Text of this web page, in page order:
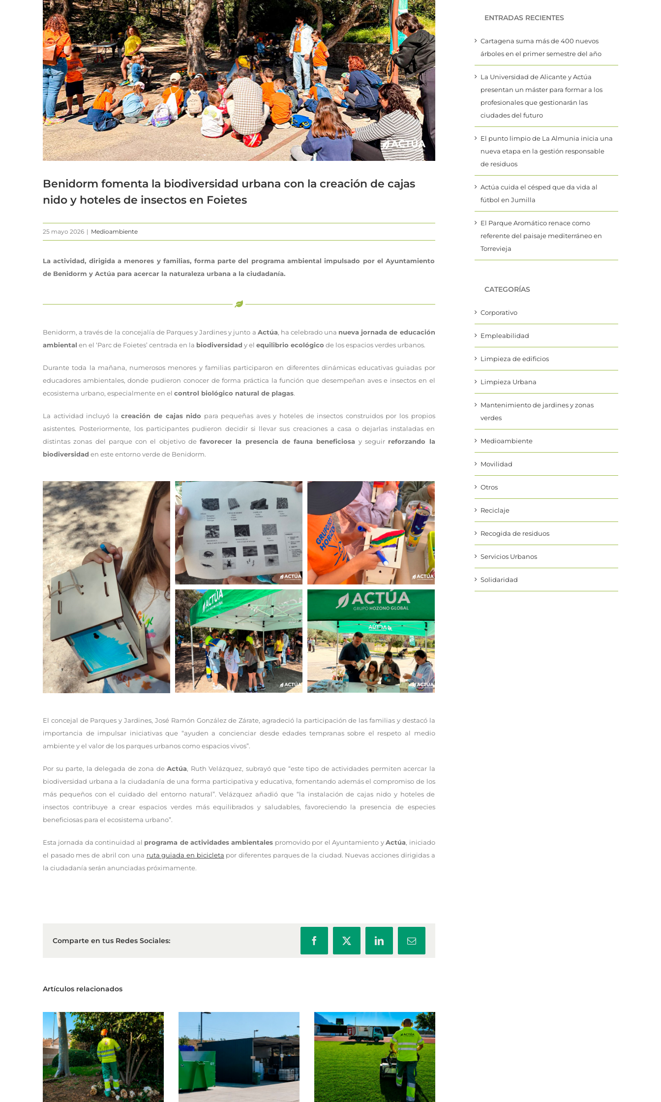
grande
Benidorm fomenta la biodiversidad urbana con la creación de cajas
nido y hoteles de insectos en Foietes
25 mayo 2026 | Medioambiente
La actividad, dirigida a menores y familias, forma parte del programa ambiental impulsado por el Ayuntamiento
de Benidorm y Actúa para acercar la naturaleza urbana a la ciudadanía.
Benidorm, a través de la concejalía de Parques y Jardines y junto a Actúa, ha celebrado una nueva jornada de educación
ambiental en el ‘Parc de Foietes’ centrada en la biodiversidad y el equilibrio ecológico de los espacios verdes urbanos.
Durante toda la mañana, numerosos menores y familias participaron en diferentes dinámicas educativas guiadas por
educadores ambientales, donde pudieron conocer de forma práctica la función que desempeñan aves e insectos en el
ecosistema urbano, especialmente en el control biológico natural de plagas.
La actividad incluyó lacreación de cajas nido para pequeñas aves y hoteles de insectos construidos por los propios
asistentes. Posteriormente, los participantes pudieron decidir si llevar sus creaciones a casa o dejarlas instaladas en
distintas zonas del parque con el objetivo defavorecer la presencia de fauna beneficiosa y seguir reforzando la
biodiversidad en este entorno verde de Benidorm.
El concejal de Parques y Jardines, José Ramón González de Zárate, agradeció la participación de las familias y destacó la
importancia de impulsar iniciativas que “ayuden a concienciar desde edades tempranas sobre el respeto al medio
ambiente y el valor de los parques urbanos como espacios vivos”.
Por su parte, la delegada de zona de Actúa, Ruth Velázquez, subrayó que “este tipo de actividades permiten acercar la
biodiversidad urbana a la ciudadanía de una forma participativa y educativa, fomentando además el compromiso de los
más pequeños con el cuidado del entorno natural”. Velázquez añadió que “la instalación de cajas nido y hoteles de
insectos contribuye a crear espacios verdes más equilibrados y saludables, favoreciendo la presencia de especies
beneficiosas para el ecosistema urbano”.
Esta jornada da continuidad al programa de actividades ambientales promovido por el Ayuntamiento yActúa, iniciado
el pasado mes de abril con una ruta guiada en bicicleta por diferentes parques de la ciudad. Nuevas acciones dirigidas a
la ciudadanía serán anunciadas próximamente.
Comparte en tus Redes Sociales: FacebookX LinkedInCorreo
electrónico
Artículos relacionados
ENTRADAS RECIENTES
Cartagena suma más de 400 nuevos
árboles en el primer semestre del año
La Universidad de Alicante y Actúa
presentan un máster para formar a los
profesionales que gestionarán las
ciudades del futuro
El punto limpio de La Almunia inicia una
nueva etapa en la gestión responsable
de residuos
Actúa cuida el césped que da vida al
fútbol en Jumilla
El Parque Aromático renace como
referente del paisaje mediterráneo en
Torrevieja
CATEGORÍAS
Corporativo
Empleabilidad
Limpieza de edificios
Limpieza Urbana
Mantenimiento de jardines y zonas
verdes
Medioambiente
Movilidad
Otros
Reciclaje
Recogida de residuos
Servicios Urbanos
Solidaridad